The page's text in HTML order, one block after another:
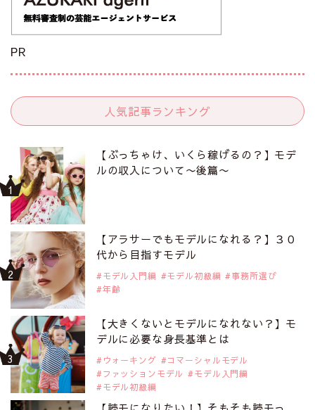
PR
人気記事ランキング
【ぶっちゃけ、いくら稼げるの？】モデ
ルの収入について〜後篇〜
【アラサーでもモデルになれる？】３０
代から目指すモデル
モデル入門編 モデル初級編
事務所選び
年齢
【大きくないとモデルになれない？】モ
デルに必要な身長基準とは
ウォーキング
コマーシャルモデル
ファッションモデル
モデル入門編
モデル初級編